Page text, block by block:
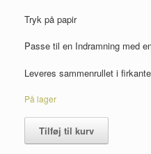
Tryk på papir
Passe til en Indramning med
Leveres sammenrullet i
På lager
Ilze
LibieteTilføj til kurv